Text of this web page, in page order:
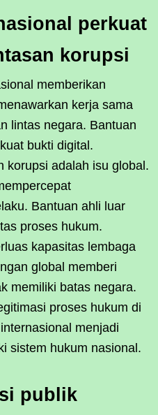
perkuat
korupsi
memberikan
kerja sama
lintas negara. Bantuan
bukti digital.
korupsi adalah isu global.
Bantuan ahli luar
proses hukum.
kapasitas lembaga
global memberi
memiliki batas negara.
proses hukum di
menjadi
sistem hukum nasional.
publik